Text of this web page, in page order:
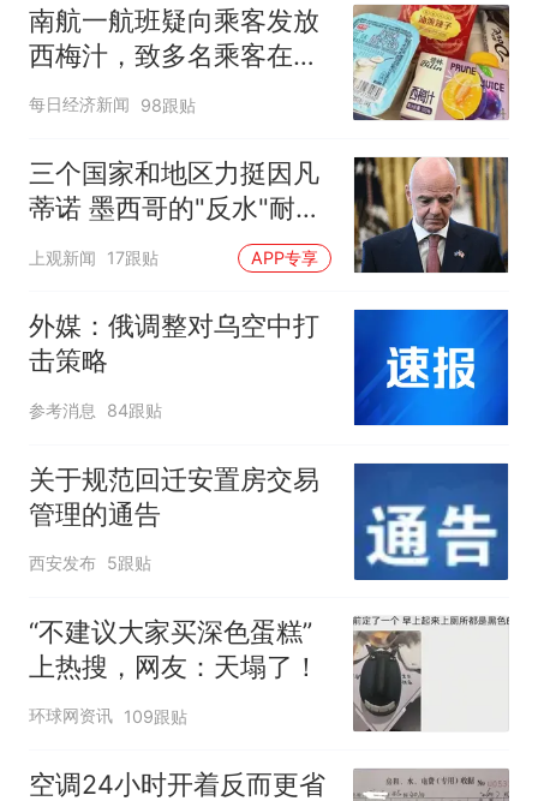
南航一航班疑向乘客发放
西梅汁，致多名乘客在飞
行途中排队上厕所！乘
客：机上100多人只有2个
厕所；客服回应：并非每
架飞机都会发放西梅汁
每日经济新闻 98跟贴
三个国家和地区力挺因凡
蒂诺 墨西哥的"反水"耐人
寻味
上观新闻 17跟贴 APP专享
外媒：俄调整对乌空中打
击策略
参考消息 84跟贴
关于规范回迁安置房交易
管理的通告
西安发布 5跟贴
“不建议大家买深色蛋糕”
上热搜，网友：天塌了！
环球网资讯 109跟贴
空调24小时开着反而更省